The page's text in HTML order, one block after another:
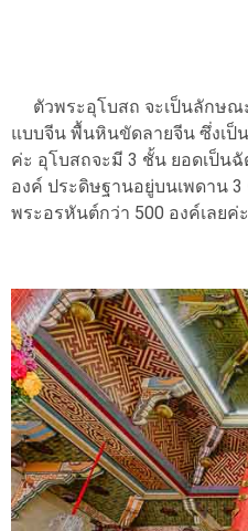
ตัวพระอุโบสถ จะเป็นลักษณะ
แบบจีน พื้นหินขัดลายจีน ซึ่งเป็
ค่ะ อุโบสถจะมี 3 ชั้น ยอดเป็น
องค์ ประดิษฐานอยู่บนเพดาน 3
พระอรหันต์กว่า 500 องค์เลยค่ะ